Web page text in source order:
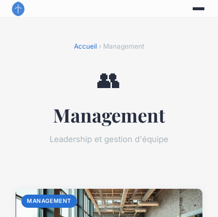
Accueil › Management
👥
Management
Leadership et gestion d'équipe
MANAGEMENT